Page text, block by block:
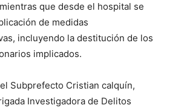
que desde el hospital se
de medidas
incluyendo la destitución de los
implicados.
Subprefecto Cristian calquín,
Investigadora de Delitos